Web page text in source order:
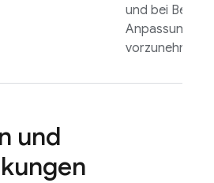
und bei Bedarf
Anpassungen
vorzunehmen.
und